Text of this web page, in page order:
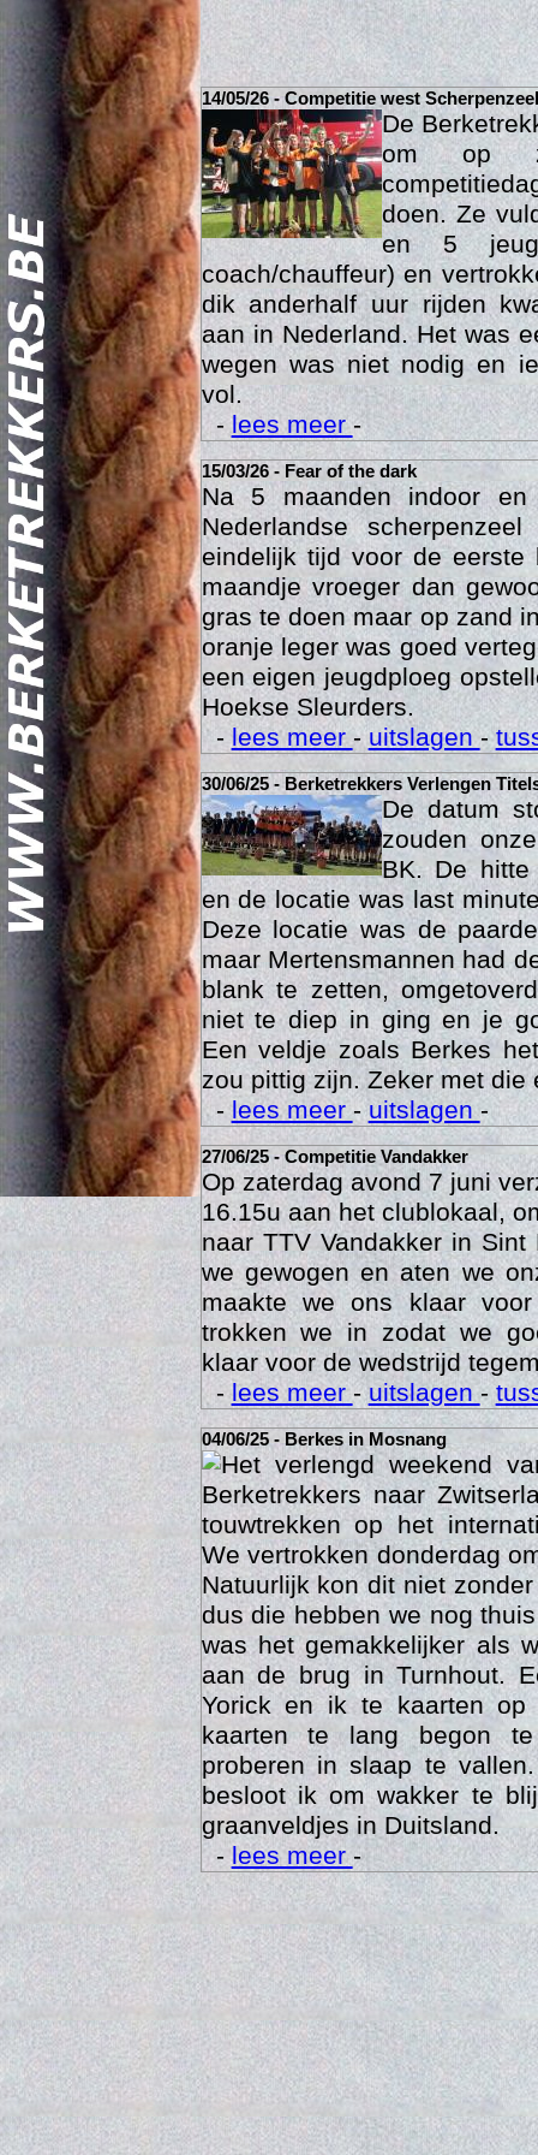
14/05/26 - Competitie west Scherpenzeel
De
om op
doen. Ze
en 5
coach/chauffeur) en
dik anderhalf uur rijden
aan in Nederland. Het was
wegen was niet nodig en
vol.
-lees meer-
15/03/26 - Fear of the dark
Na 5 maanden indoor
Nederlandse
eindelijk tijd voor de eerste
maandje vroeger dan
gras te doen maar op zand
oranje leger was goed
een eigen jeugdploeg
Hoekse Sleurders.
-lees meer -uitslagen-
30/06/25 - Berketrekkers Verlengen
De datum
zouden
BK. De
en de locatie was last
Deze locatie was de
maar Mertensmannen had
blank te zetten,
niet te diep in ging en je
Een veldje zoals Berkes
zou pittig zijn. Zeker met die
-lees meer-uitslagen-
27/06/25 - Competitie Vandakker
Op zaterdag avond 7 juni
16.15u aan het clublokaal,
naar TTV Vandakker in
we gewogen en aten we
maakte we ons klaar
trokken we in zodat we
klaar voor de wedstrijd
-lees meer-uitslagen-
04/06/25 - Berkes in Mosnang
Het verlengd weekend
Berketrekkers naar
touwtrekken op het
We vertrokken donderdag
Natuurlijk kon dit niet
dus die hebben we nog
was het gemakkelijker als
aan de brug in Turnhout.
Yorick en ik te kaarten op
kaarten te lang begon
proberen in slaap te
besloot ik om wakker te
graanveldjes in Duitsland.
-lees meer-